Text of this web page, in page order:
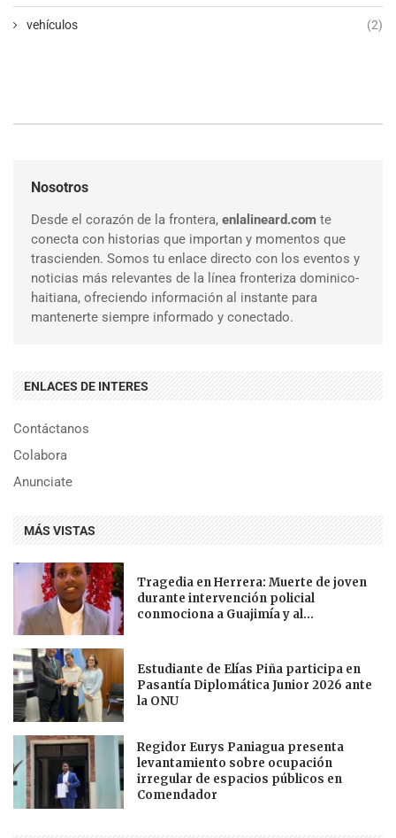
vehículos (2)
Nosotros
Desde el corazón de la frontera, enlalineard.com te
conecta con historias que importan y momentos que
trascienden. Somos tu enlace directo con los eventos y
noticias más relevantes de la línea fronteriza dominico-
haitiana, ofreciendo información al instante para
mantenerte siempre informado y conectado.
ENLACES DE INTERES
Contáctanos
Colabora
Anunciate
MÁS VISTAS
Tragedia en Herrera: Muerte de joven
durante intervención policial
conmociona a Guajimía y al...
Estudiante de Elías Piña participa en
Pasantía Diplomática Junior 2026 ante
la ONU
Regidor Eurys Paniagua presenta
levantamiento sobre ocupación
irregular de espacios públicos en
Comendador